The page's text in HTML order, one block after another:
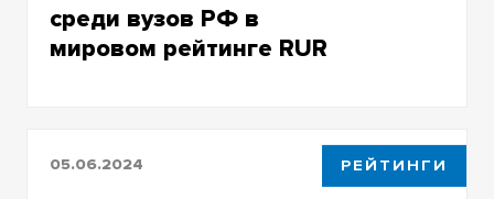
среди вузов РФ в
мировом рейтинге RUR
05.06.2024 РЕЙТИНГИ